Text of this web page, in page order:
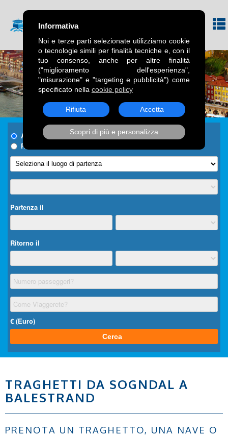
TRAGHETTI DA SOGNDAL A
BALESTRAND
PRENOTA UN TRAGHETTO, UNA NAVE O
Informativa
Noi e terze parti selezionate utilizziamo cookie
o tecnologie simili per finalità tecniche e, con il
tuo consenso, anche per altre finalità
("miglioramento dell'esperienza",
"misurazione" e "targeting e pubblicità") come
specificato nella cookie policy
Rifiuta Accetta
Scopri di più e personalizza